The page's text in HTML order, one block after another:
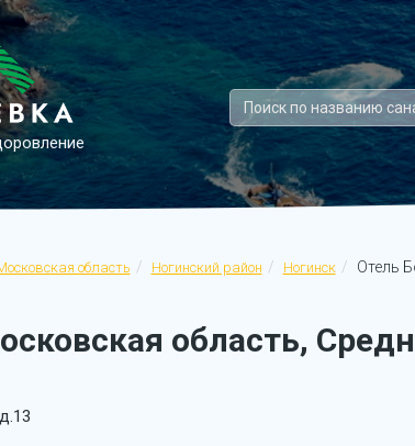
область Ногинский район Ногинск Отель
область,